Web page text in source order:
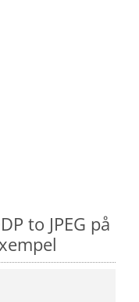
to JPEG på